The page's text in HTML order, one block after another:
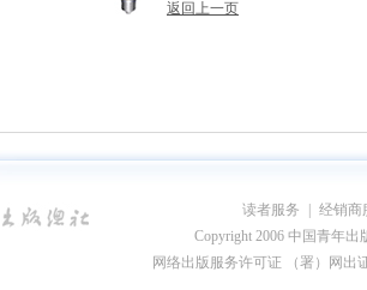
返回上一页
读者服务
经销商
Copyright 2006 中国青年出
网络出版服务许可证 （署）网出